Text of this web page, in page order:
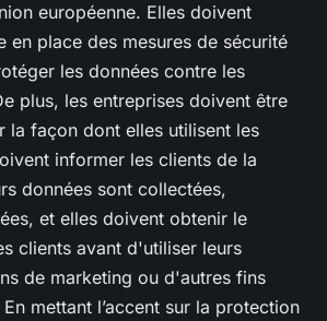
européenne. Elles doivent
en place des mesures de sécurité
les données contre les
plus, les entreprises doivent être
la façon dont elles utilisent les
informer les clients de la
données sont collectées,
et elles doivent obtenir le
clients avant d'utiliser leurs
de marketing ou d'autres fins
mettant l’accent sur la protection